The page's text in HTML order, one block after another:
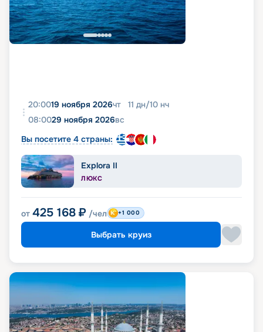
20:0019 ноября 2026чт 11 дн/10 нч
08:0029 ноября 2026вс
Вы посетите 4 страны:
Explora II
ЛЮКС
от 425 168 ₽ /чел +1 000
Выбрать круиз